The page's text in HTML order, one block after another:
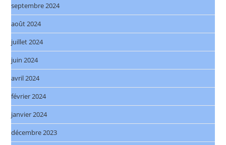
septembre 2024
août 2024
juillet 2024
juin 2024
avril 2024
février 2024
janvier 2024
décembre 2023